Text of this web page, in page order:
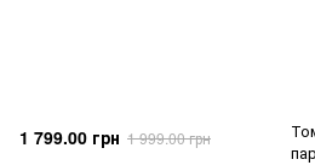
1 799.00 грн 1 999.00 грн